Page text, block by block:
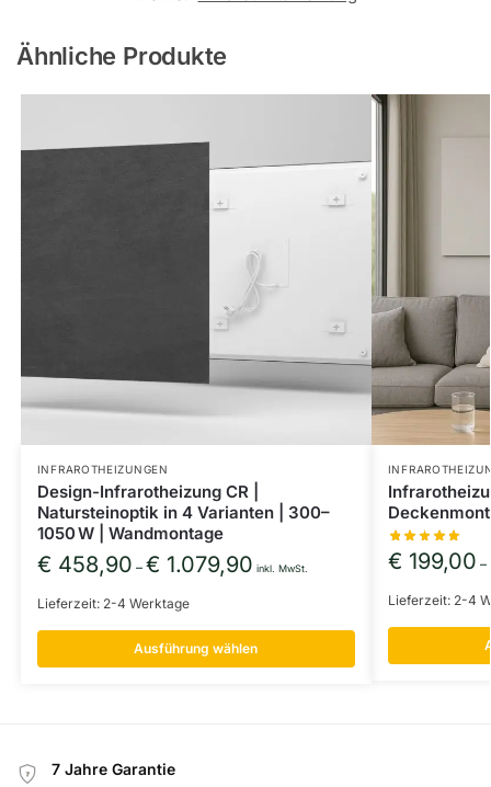
Ähnliche Produkte
INFRAROTHEIZUNGEN
Design-Infrarotheizung CR |
Natursteinoptik in 4 Varianten | 300–
1050 W | Wandmontage
€ 458,90 – € 1.079,90 inkl. MwSt.
Lieferzeit: 2-4 Werktage
Ausführung wählen
€ 199,00 –
Lieferzeit: 2-4
7 Jahre Garantie
7